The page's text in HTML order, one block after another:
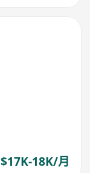
$17K-18K/月